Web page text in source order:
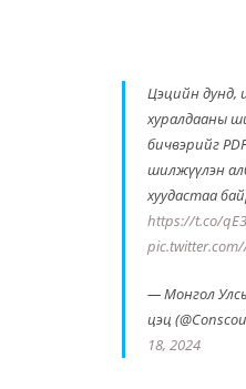
Цэцийн дунд,
хуралдааны
бичвэрийг
шилжүүлэн
хуудастаа
https://t.co/
pic.twitter.com/
— Монгол
цэц
18, 2024